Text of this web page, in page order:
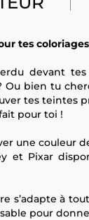
tes
devant
Ou bien tu
tes teintes
pour toi !
une couleur
et Pixar
s’adapte à
pour